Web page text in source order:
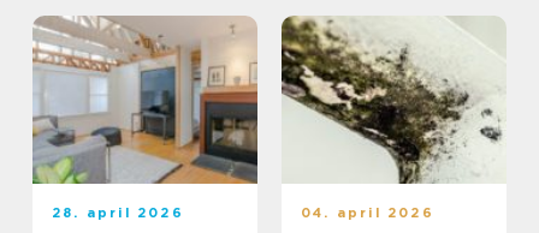
28. april 2026 04. april 2026